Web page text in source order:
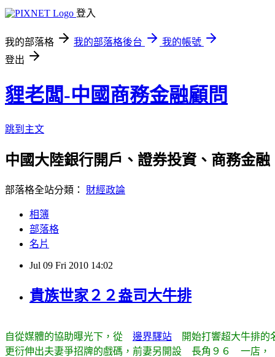
登入
我的部落格 我的部落格後台
我的帳號
登出
貍老闆-中國商務金融顧問
跳到主文
中國大陸銀行開戶、證券投資、商務金
部落格全站分類： 財經政論
相簿
部落格
名片
Jul 09 Fri 2010 14:02
貴族世家２２盎司大牛排
自從媒體的協助曝光下，從 邊界驛站 開始打響超大牛排的
更衍伸出夫妻爭招牌的戲碼，前妻另開設 長角９６ 一店，